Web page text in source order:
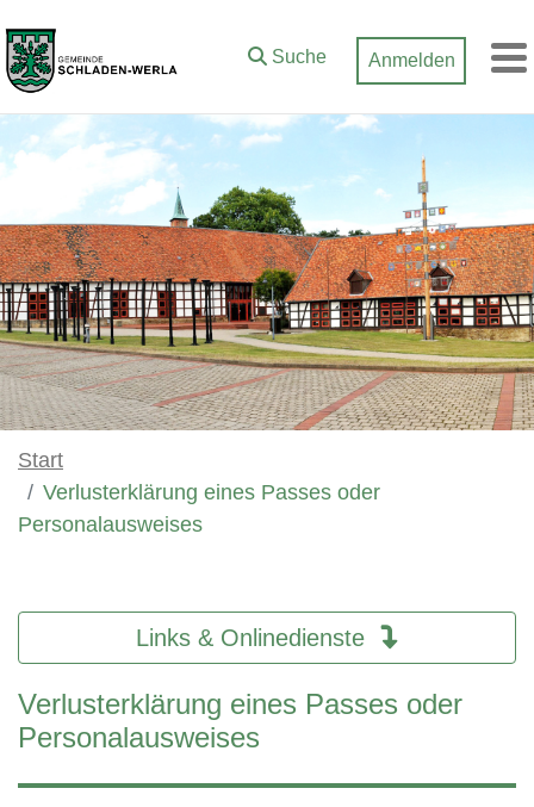
Suche Anmelden
Start
Verlusterklärung eines Passes oder
Personalausweises
Links & Onlinedienste
Verlusterklärung eines Passes oder
Personalausweises